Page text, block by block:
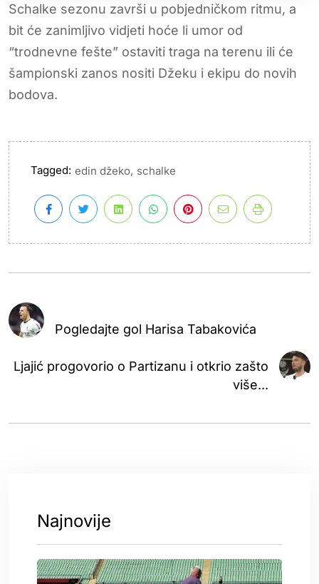
Schalke sezonu završi u pobjedničkom ritmu, a
bit će zanimljivo vidjeti hoće li umor od
“trodnevne fešte” ostaviti traga na terenu ili će
šampionski zanos nositi Džeku i ekipu do novih
bodova.
Tagged: edin džeko, schalke
Pogledajte gol Harisa Tabakovića
Ljajić progovorio o Partizanu i otkrio zašto
više...
Najnovije